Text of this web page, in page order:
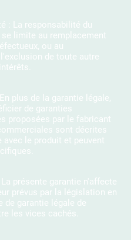
: La responsabilité du
limite au remplacement
ou au
de toute autre
plus de la garantie légale,
de garanties
proposées par le fabricant
sont décrites
le produit et peuvent
présente garantie n'affecte
prévus par la législation en
de garantie légale de
les vices cachés.